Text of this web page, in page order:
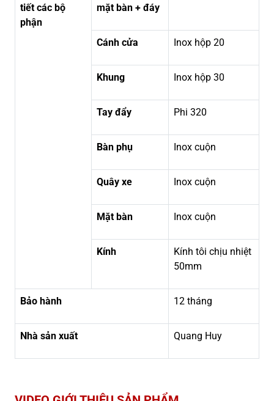
tiết các bộ
phận
mặt bàn + đáy
Cánh cửa Inox hộp 20
Khung Inox hộp 30
Tay đẩy Phi 320
Bàn phụ Inox cuộn
Quây xe Inox cuộn
Mặt bàn Inox cuộn
Kính
Kính tôi chịu nhiệt
50mm
Bảo hành 12 tháng
Nhà sản xuất Quang Huy